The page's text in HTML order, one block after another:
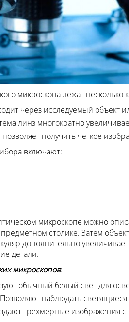
микроскопа лежат
через исследуемый объект
линз многократно
получить четкое
включают:
микроскопе можно
столике. Затем
дополнительно увеличивает
детали.
микроскопов:
обычный белый свет для
наблюдать
трехмерные изображения